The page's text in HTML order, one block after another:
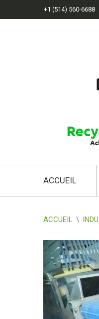
+1 (514) 560-6688
ACCUEIL
ACCUEIL \